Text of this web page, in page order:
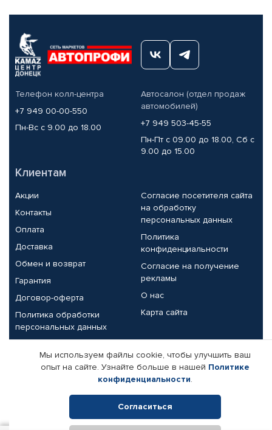
Телефон колл-центра
+7 949 00-00-550
Пн-Вс с 9.00 до 18.00
Автосалон (отдел продаж
автомобилей)
+7 949 503-45-55
Пн-Пт с 09.00 до 18.00, Сб с
9.00 до 15.00
Клиентам
Акции
Контакты
Оплата
Доставка
Обмен и возврат
Гарантия
Договор-оферта
Политика обработки
персональных данных
Согласие посетителя сайта
на обработку
персональных данных
Политика
конфиденциальности
Согласие на получение
рекламы
О нас
Карта сайта
Партнерам
Корпоративным клиентам
Поставщикам
Реквизиты компании
Мы используем файлы cookie, чтобы улучшить ваш
опыт на сайте. Узнайте больше в нашей Политике
конфиденциальности.
Согласиться